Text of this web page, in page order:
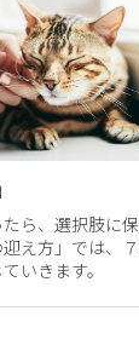
ら、選択肢に
え方」では、
いきます。